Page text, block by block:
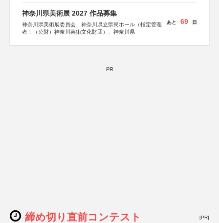
神奈川県美術展 2027 作品募集
神奈川県美術展委員会、神奈川県立県民ホール（指定管理
者：（公財）神奈川芸術文化財団）、神奈川県
あと 69 日
PR
締め切り直前コンテスト [PR]